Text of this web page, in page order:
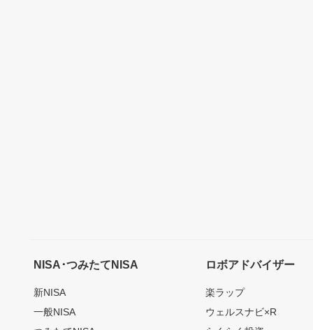
NISA･つみたてNISA
新NISA
一般NISA
ロボアドバイザー
楽ラップ
ウェルスナビ×R